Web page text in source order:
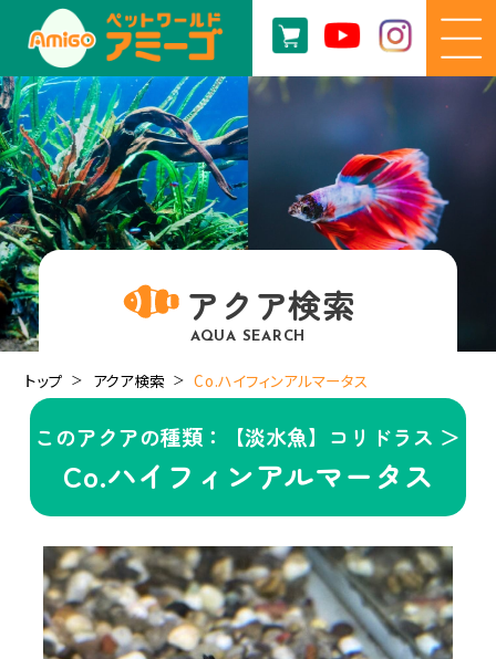
アクア検索
AQUA SEARCH
トップ アクア検索 Co.ハイフィンアルマータス
このアクアの種類：【淡水魚】コリドラス ＞
Co.ハイフィンアルマータス